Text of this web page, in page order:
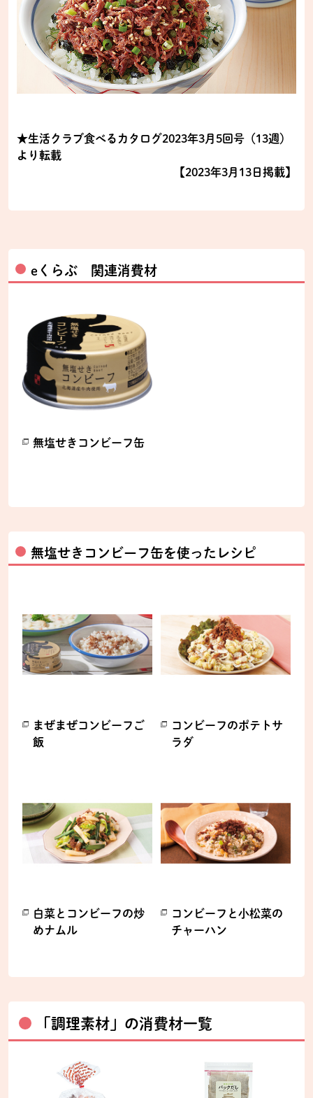
★生活クラブ食べるカタログ2023年3月5回号（13週）
より転載
【2023年3月13日掲載】
eくらぶ 関連消費材
無塩せきコンビーフ缶
無塩せきコンビーフ缶を使ったレシピ
まぜまぜコンビーフご
飯
コンビーフのポテトサ
ラダ
白菜とコンビーフの炒
めナムル
コンビーフと小松菜の
チャーハン
「調理素材」の消費材一覧